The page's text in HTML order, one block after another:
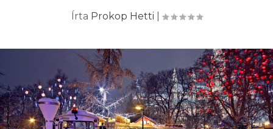
Írta Prokop Hetti